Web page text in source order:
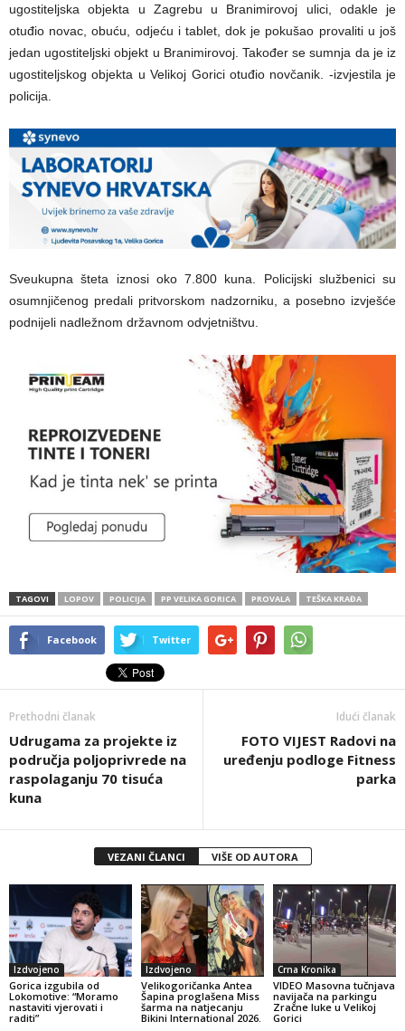
ugostiteljska objekta u Zagrebu u Branimirovoj ulici, odakle je
otuđio novac, obuću, odjeću i tablet, dok je pokušao provaliti u još
jedan ugostiteljski objekt u Branimirovoj. Također se sumnja da je iz
ugostiteljskog objekta u Velikoj Gorici otuđio novčanik. -izvjestila je
policija.
Sveukupna šteta iznosi oko 7.800 kuna. Policijski službenici su
osumnjičenog predali pritvorskom nadzorniku, a posebno izvješće
podnijeli nadležnom državnom odvjetništvu.
TAGOVI LOPOV POLICIJA PP VELIKA GORICA PROVALA TEŠKA KRAĐA
Facebook Twitter
Prethodni članak
Udrugama za projekte iz
područja poljoprivrede na
raspolaganju 70 tisuća
kuna
Idući članak
FOTO VIJEST Radovi na
uređenju podloge Fitness
parka
VEZANI ČLANCI VIŠE OD AUTORA
Izdvojeno
Gorica izgubila od
Lokomotive: “Moramo
nastaviti vjerovati i
raditi”
Izdvojeno
Velikogoričanka Antea
Šapina proglašena Miss
šarma na natjecanju
Bikini International 2026.
Crna Kronika
VIDEO Masovna tučnjava
navijača na parkingu
Zračne luke u Velikoj
Gorici